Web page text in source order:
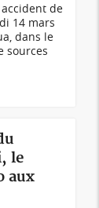
de
14 mars
dans le
sources
le
aux